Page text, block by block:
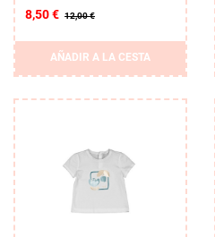
8,50 € 12,00 €
AÑADIR A LA CESTA